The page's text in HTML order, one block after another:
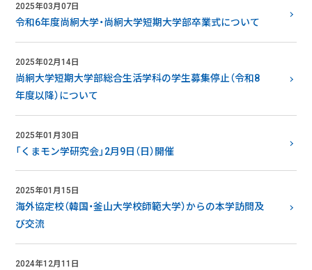
2025年03月07日
令和6年度尚絅大学・尚絅大学短期大学部卒業式について
2025年02月14日
尚絅大学短期大学部総合生活学科の学生募集停止（令和8
年度以降）について
2025年01月30日
「くまモン学研究会」2月9日（日）開催
2025年01月15日
海外協定校（韓国・釜山大学校師範大学）からの本学訪問及
び交流
2024年12月11日